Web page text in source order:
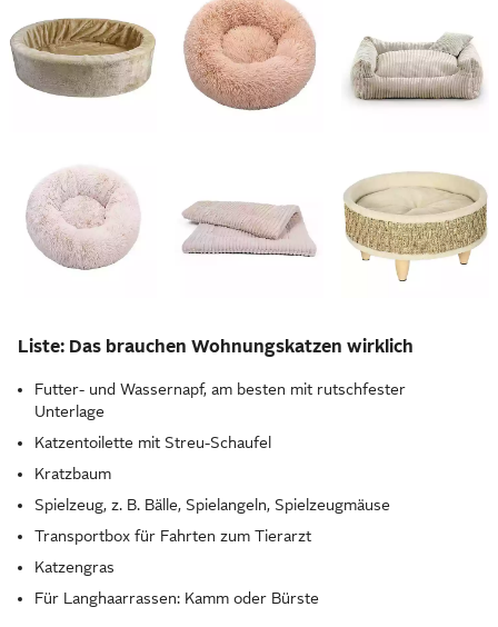
Liste: Das brauchen Wohnungskatzen wirklich
Futter- und Wassernapf, am besten mit rutschfester
Unterlage
Katzentoilette mit Streu-Schaufel
Kratzbaum
Spielzeug, z. B. Bälle, Spielangeln, Spielzeugmäuse
Transportbox für Fahrten zum Tierarzt
Katzengras
Für Langhaarrassen: Kamm oder Bürste